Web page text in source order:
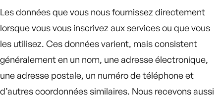
Les données que vous nous fournissez directement
lorsque vous vous inscrivez aux services ou que vous
les utilisez. Ces données varient, mais consistent
généralement en un nom, une adresse électronique,
une adresse postale, un numéro de téléphone et
d’autres coordonnées similaires. Nous recevons aussi